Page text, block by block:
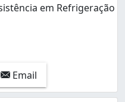
em Refrigeração
Email